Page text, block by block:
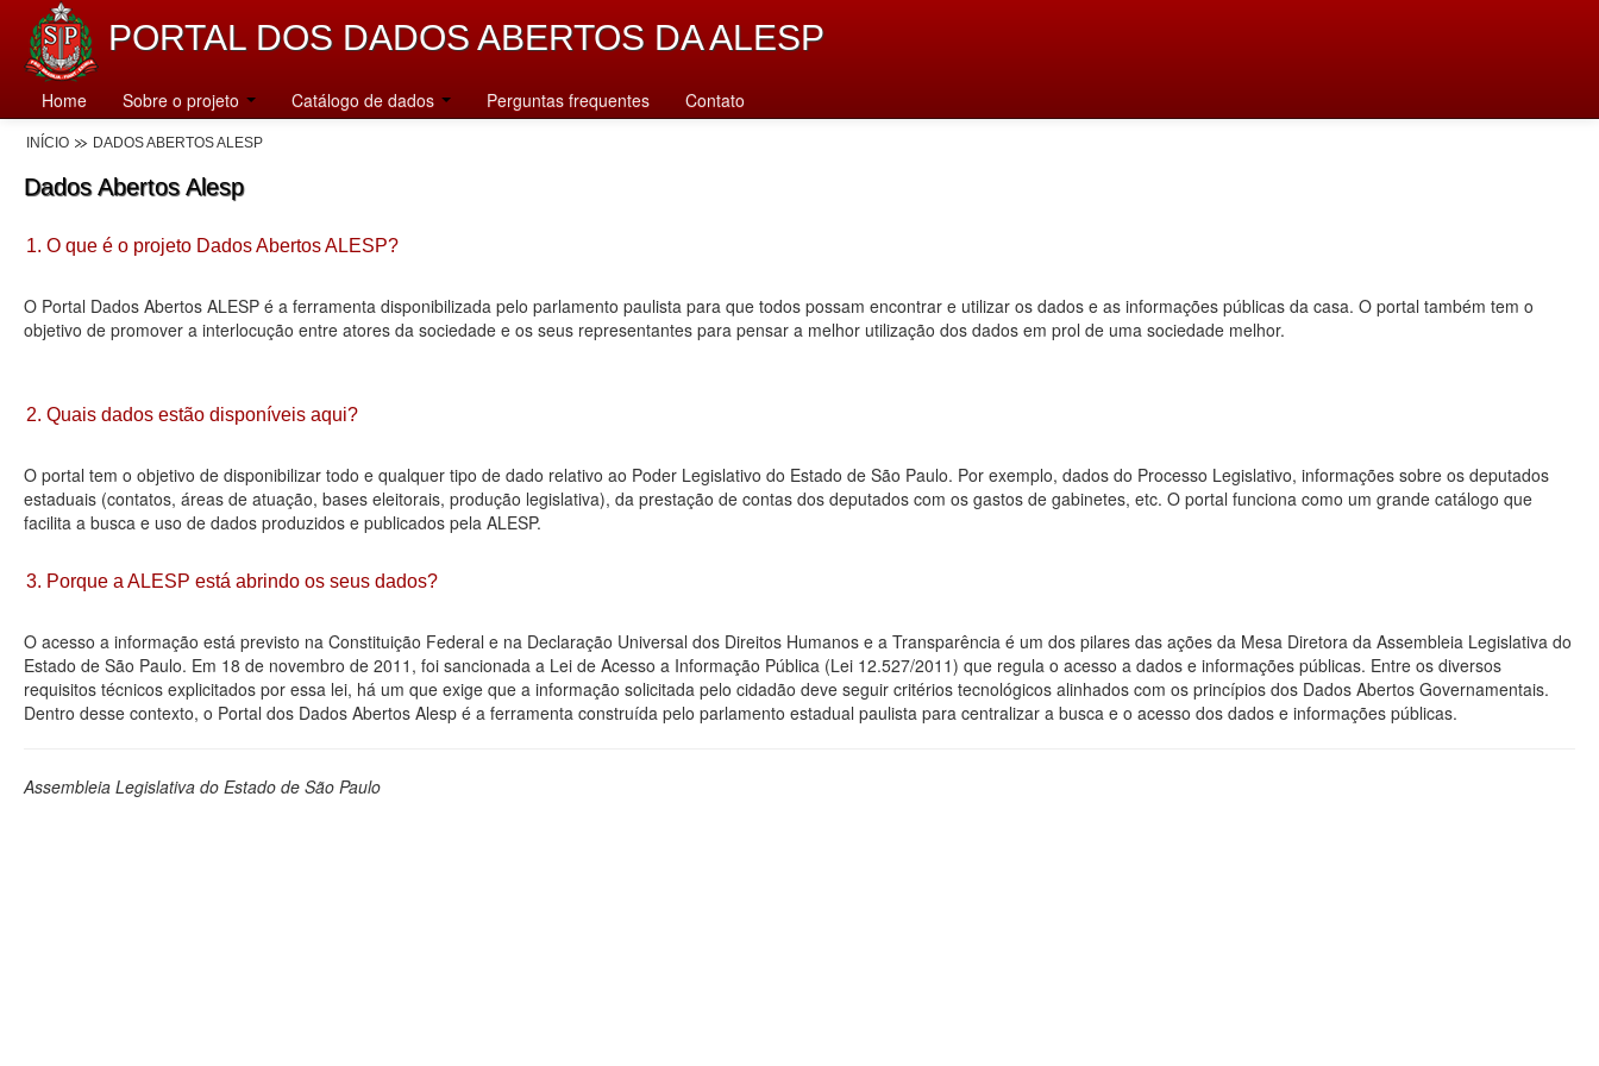
PORTAL DOS DADOS ABERTOS DA ALESP
Home Sobre o projeto Catálogo de dados Perguntas frequentes Contato
INÍCIO DADOS ABERTOS ALESP
Dados Abertos Alesp
1. O que é o projeto Dados Abertos ALESP?
O Portal Dados Abertos ALESP é a ferramenta disponibilizada pelo parlamento paulista para que todos possam encontrar e utilizar os dados e as informações públicas da casa. O portal também tem o
objetivo de promover a interlocução entre atores da sociedade e os seus representantes para pensar a melhor utilização dos dados em prol de uma sociedade melhor.
2. Quais dados estão disponíveis aqui?
O portal tem o objetivo de disponibilizar todo e qualquer tipo de dado relativo ao Poder Legislativo do Estado de São Paulo. Por exemplo, dados do Processo Legislativo, informações sobre os deputados
estaduais (contatos, áreas de atuação, bases eleitorais, produção legislativa), da prestação de contas dos deputados com os gastos de gabinetes, etc. O portal funciona como um grande catálogo que
facilita a busca e uso de dados produzidos e publicados pela ALESP.
3. Porque a ALESP está abrindo os seus dados?
O acesso a informação está previsto na Constituição Federal e na Declaração Universal dos Direitos Humanos e a Transparência é um dos pilares das ações da Mesa Diretora da Assembleia Legislativa do
Estado de São Paulo. Em 18 de novembro de 2011, foi sancionada a Lei de Acesso a Informação Pública (Lei 12.527/2011) que regula o acesso a dados e informações públicas. Entre os diversos
requisitos técnicos explicitados por essa lei, há um que exige que a informação solicitada pelo cidadão deve seguir critérios tecnológicos alinhados com os princípios dos Dados Abertos Governamentais.
Dentro desse contexto, o Portal dos Dados Abertos Alesp é a ferramenta construída pelo parlamento estadual paulista para centralizar a busca e o acesso dos dados e informações públicas.
Assembleia Legislativa do Estado de São Paulo